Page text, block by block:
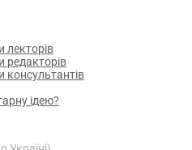
лекторів
редакторів
ідею?